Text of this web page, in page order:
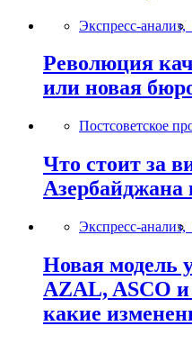
Экспресс-анализ,
Революция
или новая
Постсоветское
Что стоит за
Азербайджана
Экспресс-анализ,
Новая модель
AZAL, ASCO и
какие